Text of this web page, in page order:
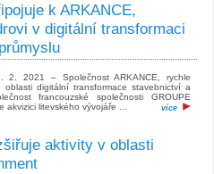
k ARKANCE,
v digitální transformaci
2. 2021 – Společnost ARKANCE, rychle
digitální transformace stavebnictví a
francouzské společnosti GROUPE
akvizici litevského vývojáře ...
více
aktivity v oblasti